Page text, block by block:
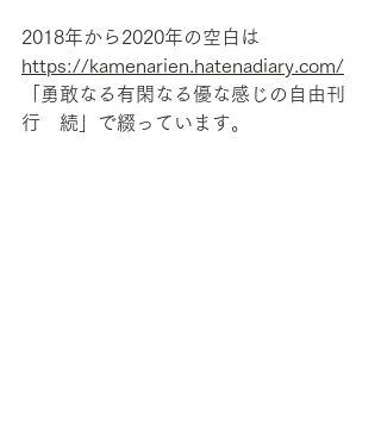
2018年から2020年の空白は
https://kamenarien.hatenadiary.com/
「勇敢なる有閑なる優な感じの自由刊
行　続」で綴っています。